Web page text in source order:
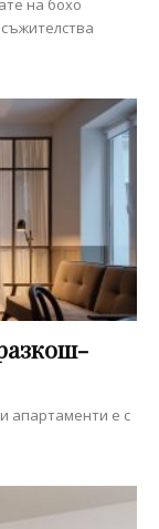
на бохо
апартаменти е с